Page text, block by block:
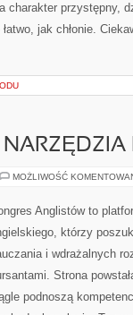
charakter przystępny,
jak chłonie.
MOŻLIWOŚĆ
Anglistów to
którzy
i wdrażalnych
Strona
podnoszą